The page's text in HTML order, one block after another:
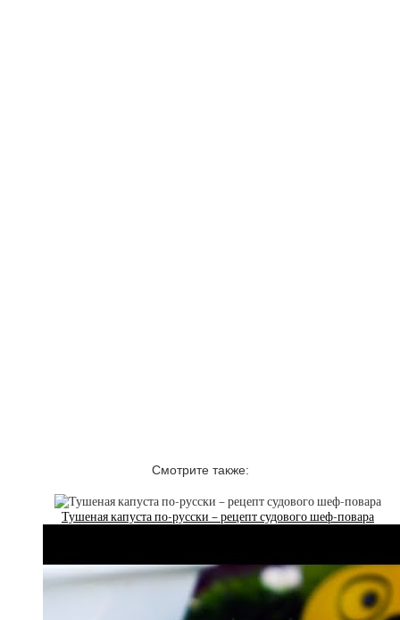
Смотрите также:
Тушеная капуста по-русски – рецепт судового шеф-повара